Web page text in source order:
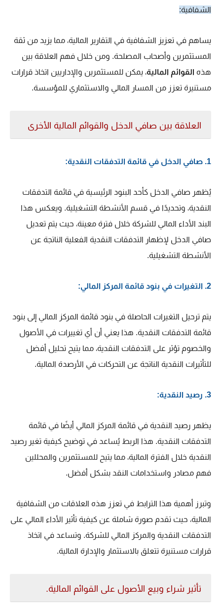
الشفافية:
يساهم في تعزيز الشفافية في التقارير المالية، مما يزيد من ثقة
المستثمرين وأصحاب المصلحة. ومن خلال فهم العلاقة بين
هذه القوائم المالية، يمكن للمستثمرين والإداريين اتخاذ قرارات
مستنيرة تعزز من المسار المالي والاستثماري للمؤسسة.
العلاقة بين صافي الدخل والقوائم المالية الأخرى
1. صافي الدخل في قائمة التدفقات النقدية:
يُظهر صافي الدخل كأحد البنود الرئيسية في قائمة التدفقات
النقدية، وتحديدًا في قسم الأنشطة التشغيلية. ويعكس هذا
البند الأداء المالي للشركة خلال فترة معينة، حيث يتم تعديل
صافي الدخل لإظهار التدفقات النقدية الفعلية الناتجة عن
الأنشطة التشغيلية.
2. التغيرات في بنود قائمة المركز المالي:
يتم ترحيل التغيرات الحاصلة في بنود قائمة المركز المالي إلى بنود
قائمة التدفقات النقدية. هذا يعني أن أي تغييرات في الأصول
والخصوم تؤثر على التدفقات النقدية، مما يتيح تحليل أفضل
للتأثيرات النقدية الناتجة عن التحركات في الأرصدة المالية.
3. رصيد النقدية:
يظهر رصيد النقدية في قائمة المركز المالي أيضًا في قائمة
التدفقات النقدية. هذا الربط يُساعد في توضيح كيفية تغير رصيد
النقدية خلال الفترة المالية، مما يتيح للمستثمرين والمحللين
فهم مصادر واستخدامات النقد بشكل أفضل.
وتبرز أهمية هذا الترابط في تعزز هذه العلاقات من الشفافية
المالية، حيث تقدم صورة شاملة عن كيفية تأثير الأداء المالي على
التدفقات النقدية والمركز المالي للشركة. وتساعد في اتخاذ
قرارات مستنيرة تتعلق بالاستثمار والإدارة المالية.
تأثير شراء وبيع الأصول على القوائم المالية.